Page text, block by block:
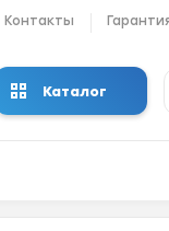
Контакты
Каталог